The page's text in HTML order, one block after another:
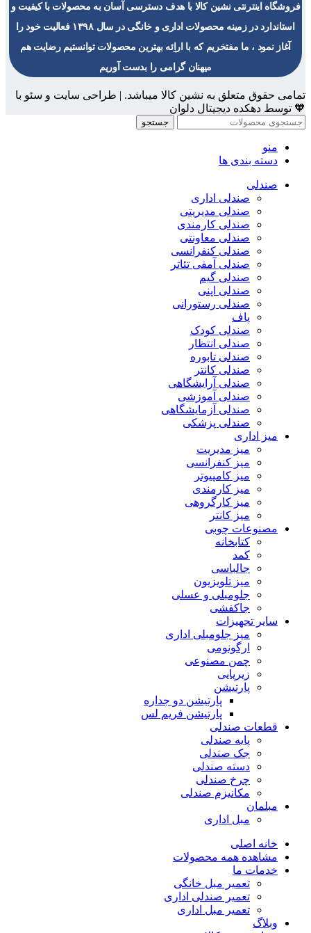
فروشگاه اینترنتی نشین کالا با هدف دسترسی آسان به محصولات با کیفیت و
استاندارد در زمینه محصولات اداری و خانگی در سال ۱۳۹۸ فعالیت خود را
آغاز نمود ، ما مفتخریم که با اراِئه بهترین محصولات توانستیم رضایت هم
میهنان گرامی را بدست آوریم
تمامی حقوق متعلق به نشین کالا میباشد. | طراحی سایت و سئو با
🧡 توسط دهکده دیجیتال دلوان
جستجو
منو
دسته بندی ها
صندلی
صندلی اداری
صندلی مدیریتی
صندلی کارمندی
صندلی معاونتی
صندلی کنفرانسی
صندلی آمفی تئاتر
صندلی گیم
صندلی اپنی
صندلی رستورانی
پاف
صندلی کودک
صندلی انتظار
صندلی تابوره
صندلی کانتر
صندلی آرایشگاهی
صندلی آموزشی
صندلی آزمایشگاهی
صندلی پزشکی
میز اداری
میز مدیریت
میز کنفرانسی
میز کامپیوتر
میز کارمندی
میز کارگروهی
میز کانتر
مصنوعات چوبی
کتابخانه
کمد
جالباسی
میز تلویزیون
جلومبلی و عسلی
جاکفشی
سایر تجهیزات
میز جلومبلی اداری
ارگونومی
چمن مصنوعی
زیرپایی
پارتیشن
پارتیشن دو جداره
پارتیشن فریم لس
قطعات صندلی
پایه صندلی
جک صندلی
دسته صندلی
چرخ صندلی
مکانیزم صندلی
مبلمان
مبل اداری
خانه اصلی
مشاهده همه محصولات
خدمات ما
تعمیر مبل خانگی
تعمیر صندلی اداری
تعمیر مبل اداری
وبلاگ